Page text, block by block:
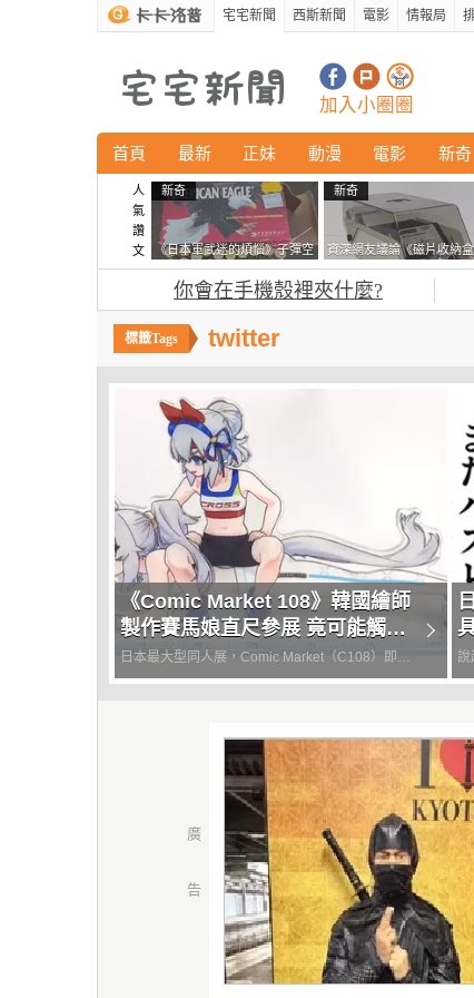
宅宅新聞 西斯新聞 電影 情報局
加入小圈圈
首頁 最新 正妹 動漫 電影 新奇
人
氣
讚
文
新奇
《日本軍武迷的煩惱》子彈空
盒在日本超級貴 美國網友直
接一大箱寄給他了
新奇
資深網友議論《磁片收納
鎖有什麼用》想偷的話整
走不就好了嗎？
你會在手機殼裡夾什麼?
twitter
《Comic Market 108》韓國繪師
製作賽馬娘直尺參展 竟可能觸犯
意外的法律？
日本最大型同人展，Comic Market（C108）即將
在下週登場，預計參展的創作者們都在為作品做最
「sarcophage」的韓國繪師，原本打算帶著人氣
付
在